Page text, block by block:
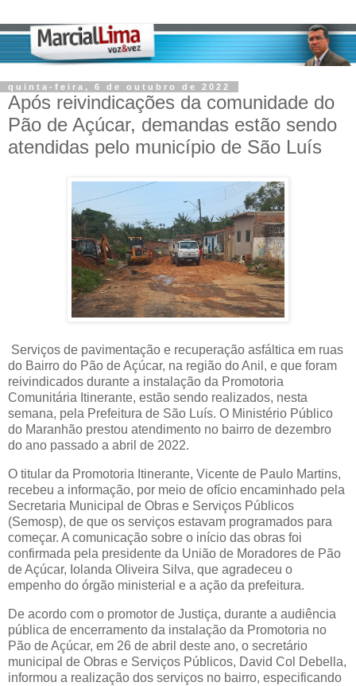
quinta-feira, 6 de outubro de 2022
Após reivindicações da comunidade do
Pão de Açúcar, demandas estão sendo
atendidas pelo município de São Luís
Serviços de pavimentação e recuperação asfáltica em ruas
do Bairro do Pão de Açúcar, na região do Anil, e que foram
reivindicados durante a instalação da Promotoria
Comunitária Itinerante, estão sendo realizados, nesta
semana, pela Prefeitura de São Luís. O Ministério Público
do Maranhão prestou atendimento no bairro de dezembro
do ano passado a abril de 2022.
O titular da Promotoria Itinerante, Vicente de Paulo Martins,
recebeu a informação, por meio de ofício encaminhado pela
Secretaria Municipal de Obras e Serviços Públicos
(Semosp), de que os serviços estavam programados para
começar. A comunicação sobre o início das obras foi
confirmada pela presidente da União de Moradores de Pão
de Açúcar, Iolanda Oliveira Silva, que agradeceu o
empenho do órgão ministerial e a ação da prefeitura.
De acordo com o promotor de Justiça, durante a audiência
pública de encerramento da instalação da Promotoria no
Pão de Açúcar, em 26 de abril deste ano, o secretário
municipal de Obras e Serviços Públicos, David Col Debella,
informou a realização dos serviços no bairro, especificando